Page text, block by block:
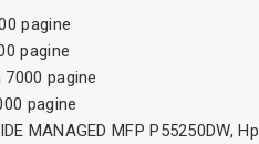
pagine
pagine
7000 pagine
pagine
MANAGED MFP P55250DW, Hp